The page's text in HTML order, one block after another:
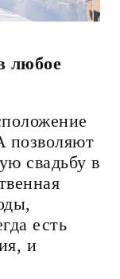
любое
позволяют
свадьбу в
есть
и